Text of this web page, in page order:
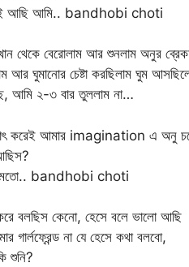
আছি আমি.. bandhobi choti
থেকে বেরোলাম আর শুনলাম অনুর
আর ঘুমানোর চেষ্টা করছিলাম ঘুম
আমি ২-৩ বার তুললাম না…
করেই আমার imagination এ অনু
মতো.. bandhobi choti
বলছিস কেনো, হেসে বলে ভালো আছি
না যে হেসে কথা বলবো,
শুনি?